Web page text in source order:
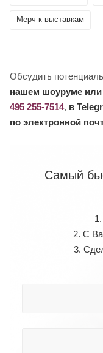
Мерч к выставкам
Обсудить
нашем шоуруме или
495 255-7514, в
по электронной
Самый
2. С
3.